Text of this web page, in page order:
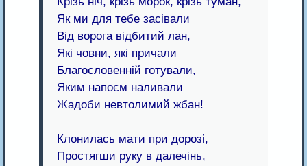
Як ми для тебе засівали
Від ворога відбитий лан,
Які човни, які причали
Благословенній готували,
Яким напоєм наливали
Жадоби невтолимий жбан!
Клонилась мати при дорозі,
Простягши руку в далечінь,